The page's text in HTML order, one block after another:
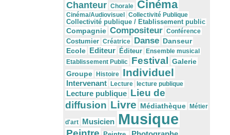
Chanteur Chorale Cinéma
Cinéma/Audiovisuel
Collectivité Publique
Collectivité publique / Etablissement public
Compagnie Compositeur Conférence
Costumier Créatrice Danse Danseur
Ecole Editeur Éditeur
Ensemble musical
Etablissement Public Festival Galerie
Groupe
Histoire Individuel
Intervenant Lecture lecture publique
Lecture publique Lieu de
diffusion Livre Médiathèque Métier
d'art Musicien Musique